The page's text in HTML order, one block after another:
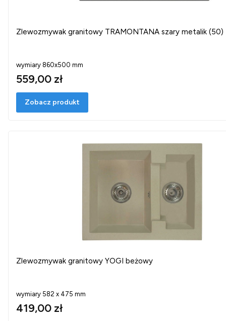
Zlewozmywak granitowy TRAMONTANA szary metalik (50)
wymiary 860x500 mm
559,00 zł
Zobacz produkt
Zlewozmywak granitowy YOGI beżowy
wymiary 582 x 475 mm
419,00 zł